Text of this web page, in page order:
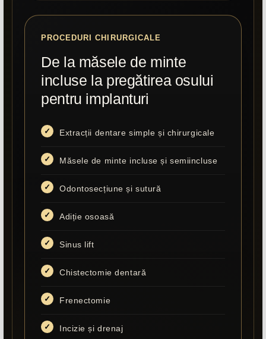
PROCEDURI CHIRURGICALE
De la măsele de minte
incluse la pregătirea osului
pentru implanturi
Extracții dentare simple și chirurgicale
Măsele de minte incluse și semiincluse
Odontosecțiune și sutură
Adiție osoasă
Sinus lift
Chistectomie dentară
Frenectomie
Incizie și drenaj